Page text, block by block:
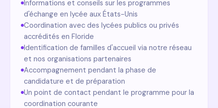
Informations et conseils sur les programmes
d'échange en lycée aux États-Unis
Coordination avec des lycées publics ou privés
accrédités en Floride
Identification de familles d'accueil via notre réseau
et nos organisations partenaires
Accompagnement pendant la phase de
candidature et de préparation
Un point de contact pendant le programme pour la
coordination courante